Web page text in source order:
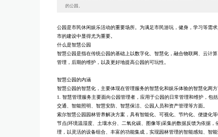
的公园。
公园是市民休闲娱乐活动的重要场所。为满⾜市民游玩，健⾝，学习等需
市的建设中显得尤为重要。
什么是智慧公园
智慧公园是指在传统公园的基础上以数字化、智慧化，融合物联⽹、云计
管理，后期的维护，以及更好地提⾼公园的可玩性。
智慧公园的内涵
智慧公园的智慧化，主要体现在管理服务的智慧化和娱乐体验的智慧化两
1. 智慧管理服务主要⾯向公园管理者，应⽤于公园的⽇常管理和维护，包
交通、智能照明、智慧安防、智慧保洁、公园⼈员和资产管理等⽅⾯。
索尔智慧公园园林管养解决⽅案，具有智能化、可视化、节约化、便捷化
节点(环境温湿度、⼟壤⽔分、⼆氧化碳、图像等)采集的数据反馈为依据
理，以灵活的设备组合、丰富的功能集成，实现园林管理的智能感知、智